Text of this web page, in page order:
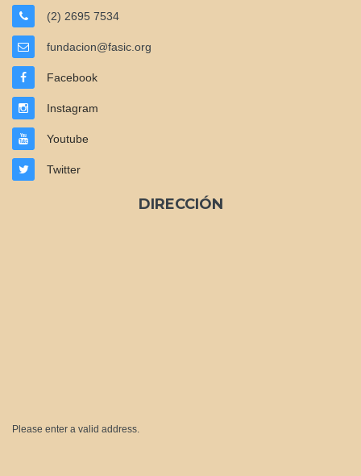
(2) 2695 7534
fundacion@fasic.org
Facebook
Instagram
Youtube
Twitter
DIRECCIÓN
Please enter a valid address.